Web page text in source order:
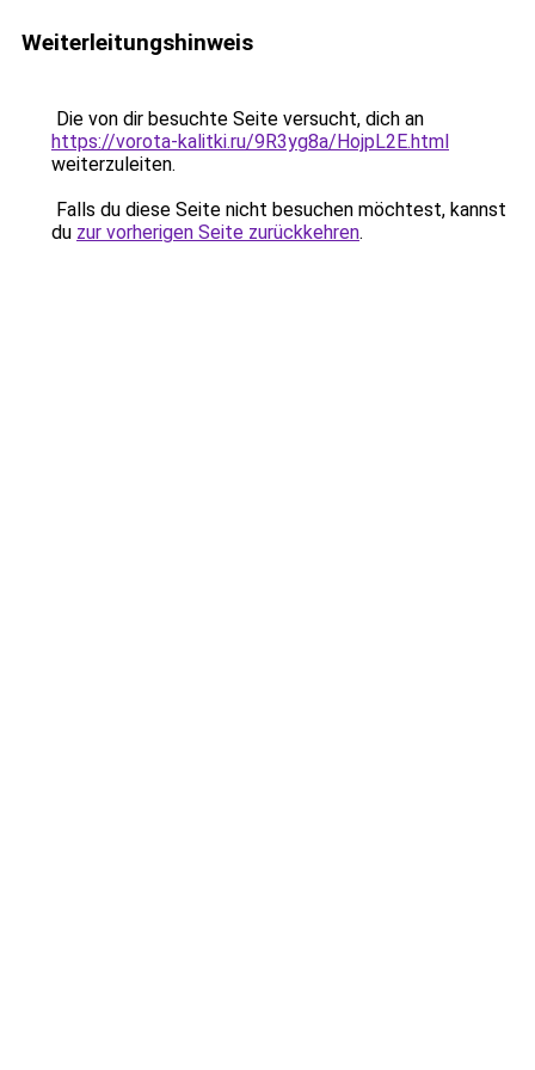
Weiterleitungshinweis
Die von dir besuchte Seite versucht, dich an
https://vorota-kalitki.ru/9R3yg8a/HojpL2E.html
weiterzuleiten.
Falls du diese Seite nicht besuchen möchtest, kannst
du zur vorherigen Seite zurückkehren.